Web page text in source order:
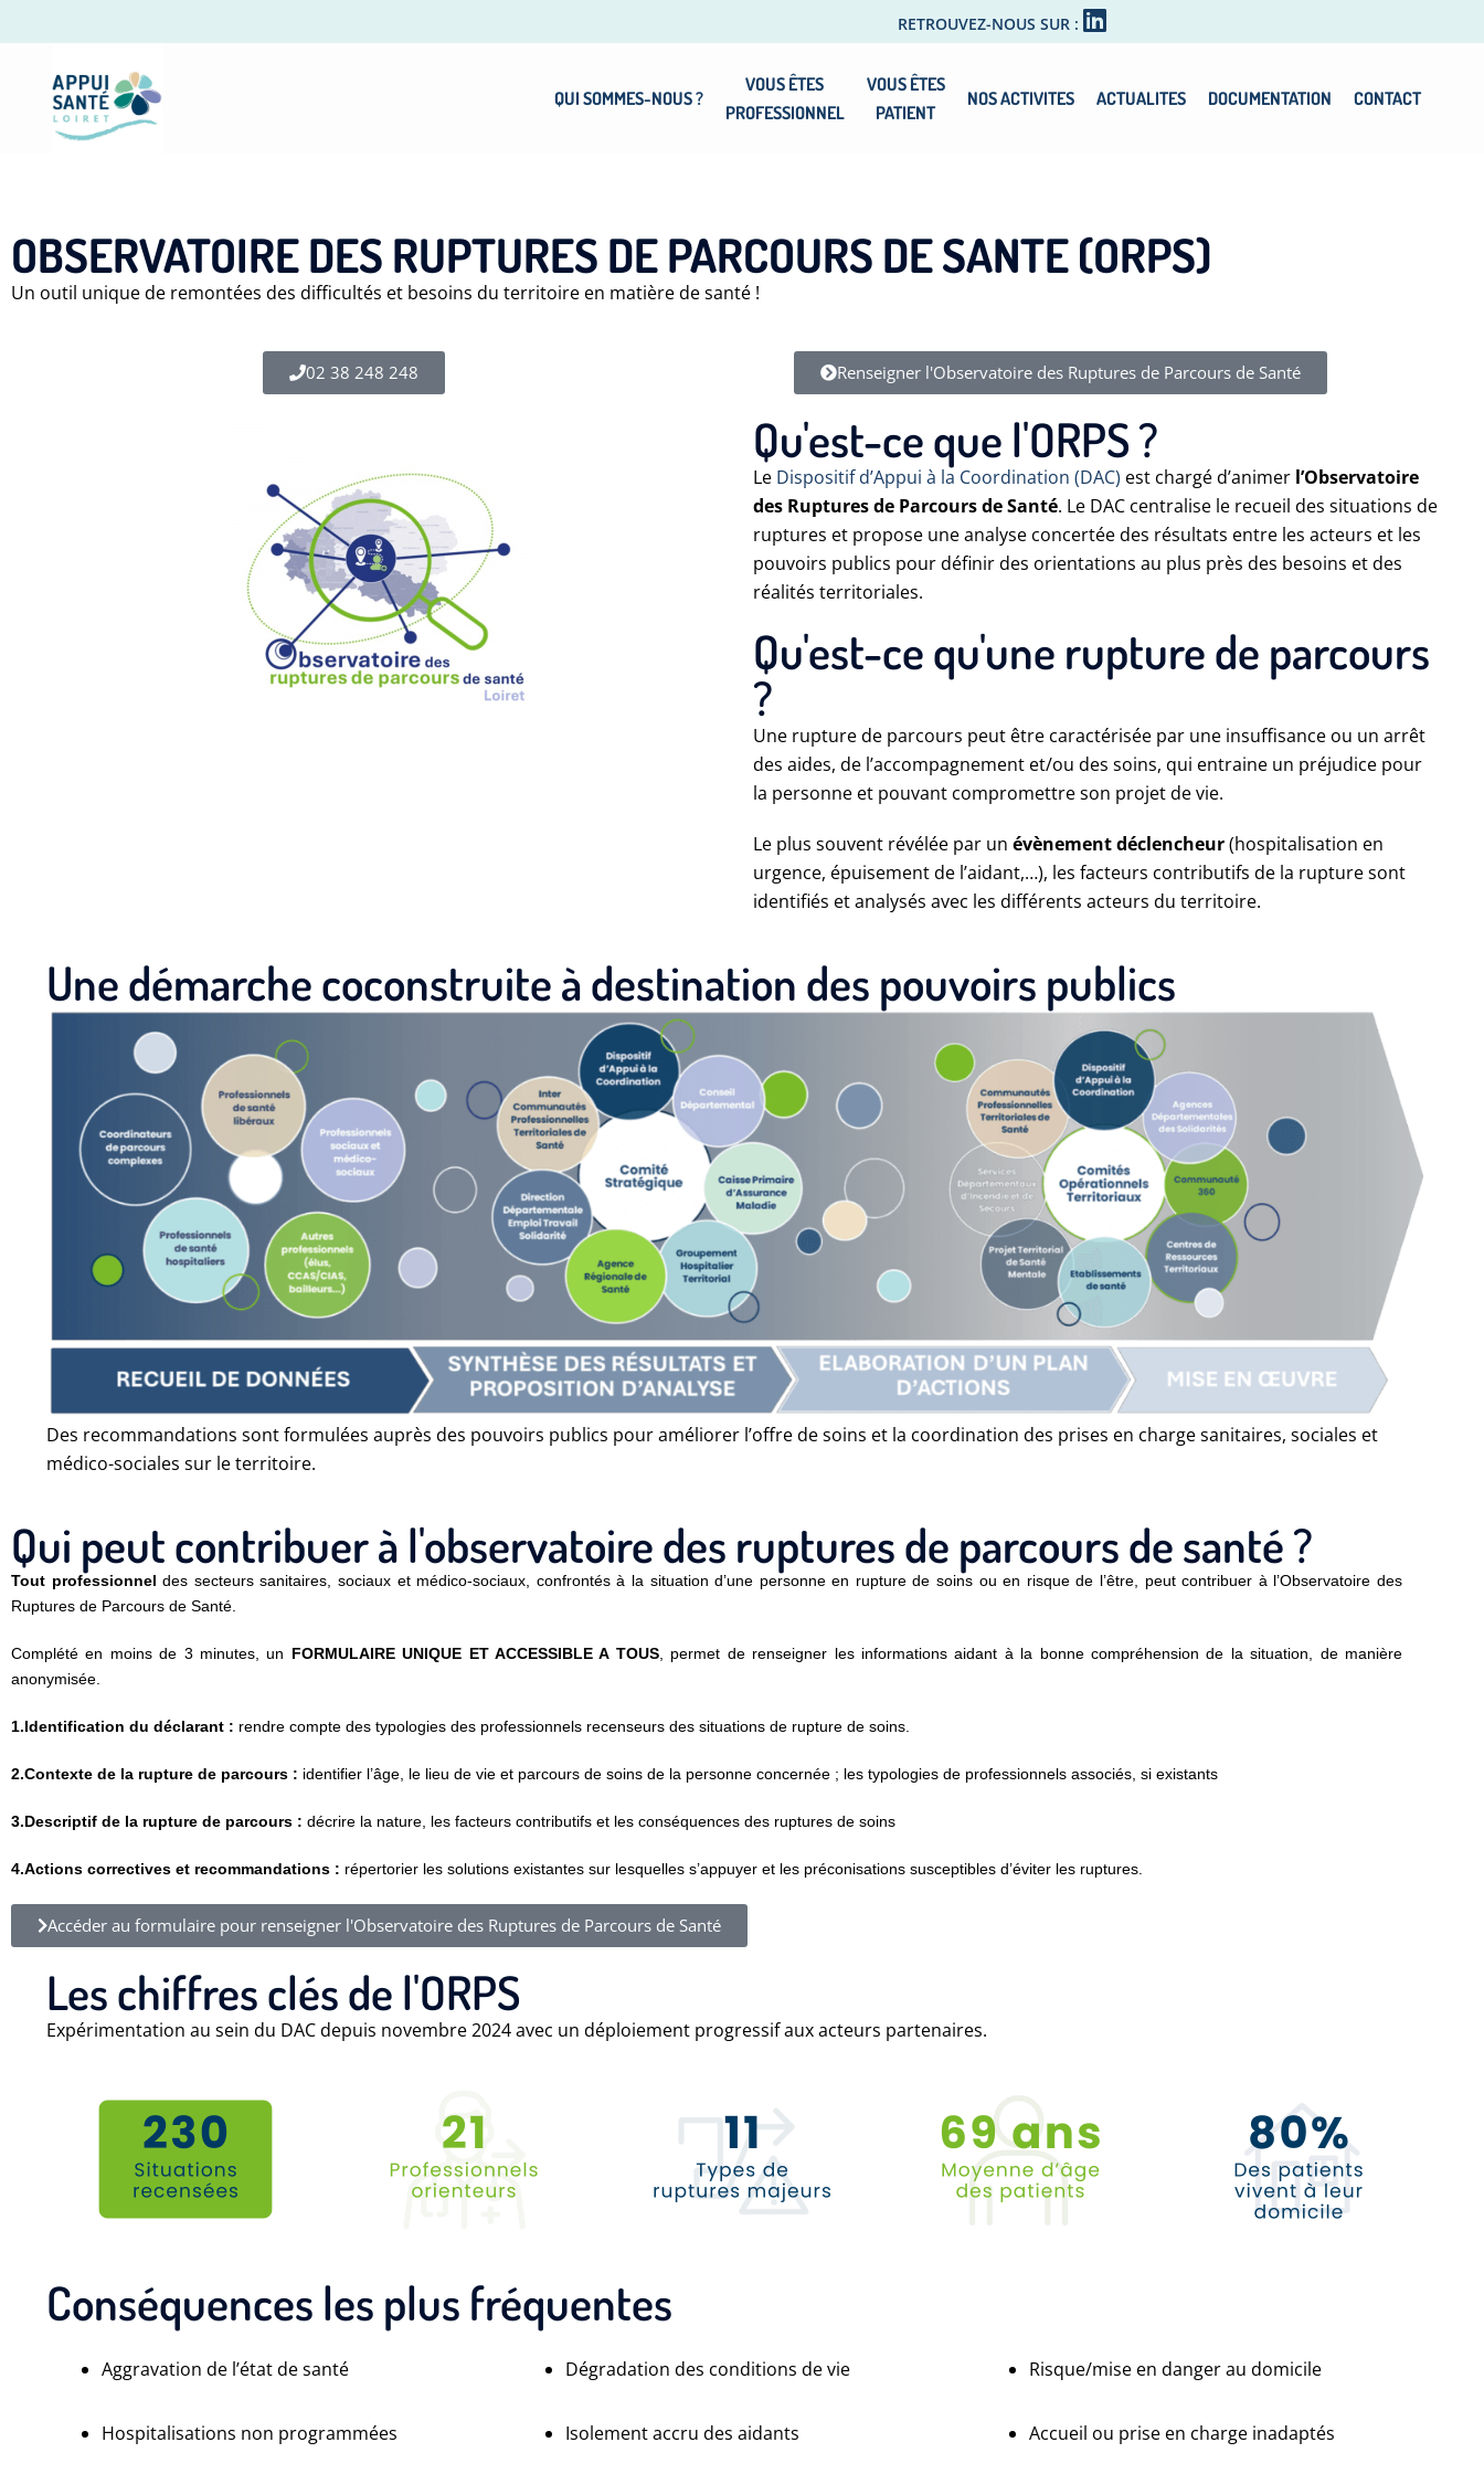
RETROUVEZ-NOUS SUR :
QUI SOMMES-NOUS ?
VOUS ÊTES
PROFESSIONNEL
VOUS ÊTES
PATIENT
NOS ACTIVITES ACTUALITES DOCUMENTATION CONTACT
OBSERVATOIRE DES RUPTURES DE PARCOURS DE SANTE (ORPS)
Un outil unique de remontées des difficultés et besoins du territoire en matière de santé !
02 38 248 248 Renseigner l'Observatoire des Ruptures de Parcours de Santé
Qu'est-ce que l'ORPS ?
Le Dispositif d’Appui à la Coordination (DAC) est chargé d’animer l’Observatoire
des Ruptures de Parcours de Santé. Le DAC centralise le recueil des situations de
ruptures et propose une analyse concertée des résultats entre les acteurs et les
pouvoirs publics pour définir des orientations au plus près des besoins et des
réalités territoriales.
Qu'est-ce qu'une rupture de parcours
?
Une rupture de parcours peut être caractérisée par une insuffisance ou un arrêt
des aides, de l’accompagnement et/ou des soins, qui entraine un préjudice pour
la personne et pouvant compromettre son projet de vie.
Le plus souvent révélée par un évènement déclencheur(hospitalisation en
urgence, épuisement de l’aidant,…), les facteurs contributifs de la rupture sont
identifiés et analysés avec les différents acteurs du territoire.
Une démarche coconstruite à destination des pouvoirs publics
Des recommandations sont formulées auprès des pouvoirs publics pour améliorer l’offre de soins et la coordination des prises en charge sanitaires, sociales et
médico-sociales sur le territoire.
Qui peut contribuer à l'observatoire des ruptures de parcours de santé ?
Tout professionneldes secteurs sanitaires, sociaux et médico-sociaux, confrontés à la situation d’une personne en rupture de soins ou en risque de l’être, peut contribuer à l’Observatoire des
Ruptures de Parcours de Santé.
Complété en moins de 3 minutes, un FORMULAIRE UNIQUE ET ACCESSIBLE A TOUS, permet de renseigner les informations aidant à la bonne compréhension de la situation, de manière
anonymisée.
1.Identification du déclarant : rendre compte des typologies des professionnels recenseurs des situations de rupture de soins.
2.Contexte de la rupture de parcours : identifier l’âge, le lieu de vie et parcours de soins de la personne concernée ; les typologies de professionnels associés, si existants
3.Descriptif de la rupture de parcours : décrire la nature, les facteurs contributifs et les conséquences des ruptures de soins
4.Actions correctives et recommandations : répertorier les solutions existantes sur lesquelles s’appuyer et les préconisations susceptibles d’éviter les ruptures.
Accéder au formulaire pour renseigner l'Observatoire des Ruptures de Parcours de Santé
Les chiffres clés de l'ORPS
Expérimentation au sein du DAC depuis novembre 2024 avec un déploiement progressif aux acteurs partenaires.
Conséquences les plus fréquentes
Aggravation de l’état de santé
Hospitalisations non programmées
Dégradation des conditions de vie
Isolement accru des aidants
Risque/mise en danger au domicile
Accueil ou prise en charge inadaptés